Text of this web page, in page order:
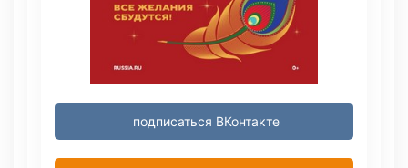
подписаться ВКонтакте